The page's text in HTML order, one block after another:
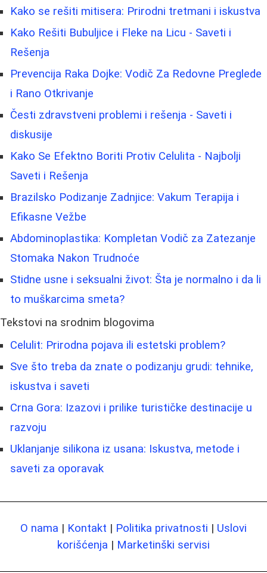
Kako se rešiti mitisera: Prirodni tretmani i iskustva
Kako Rešiti Bubuljice i Fleke na Licu - Saveti i
Rešenja
Prevencija Raka Dojke: Vodič Za Redovne Preglede
i Rano Otkrivanje
Česti zdravstveni problemi i rešenja - Saveti i
diskusije
Kako Se Efektno Boriti Protiv Celulita - Najbolji
Saveti i Rešenja
Brazilsko Podizanje Zadnjice: Vakum Terapija i
Efikasne Vežbe
Abdominoplastika: Kompletan Vodič za Zatezanje
Stomaka Nakon Trudnoće
Stidne usne i seksualni život: Šta je normalno i da li
to muškarcima smeta?
Tekstovi na srodnim blogovima
Celulit: Prirodna pojava ili estetski problem?
Sve što treba da znate o podizanju grudi: tehnike,
iskustva i saveti
Crna Gora: Izazovi i prilike turističke destinacije u
razvoju
Uklanjanje silikona iz usana: Iskustva, metode i
saveti za oporavak
O nama | Kontakt | Politika privatnosti | Uslovi
korišćenja | Marketinški servisi